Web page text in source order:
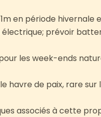
en période hivernale
prévoir
les week-ends
havre de paix, rare sur
associés à cette